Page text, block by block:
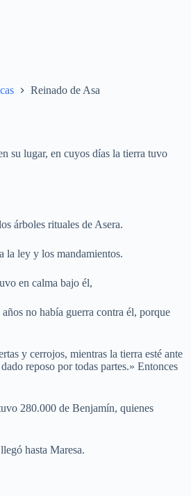
Reinado de Asa
su lugar, en cuyos días la tierra tuvo
árboles rituales de Asera.
la ley y los mandamientos.
en calma bajo él,
no había guerra contra él, porque
y cerrojos, mientras la tierra esté ante
reposo por todas partes.» Entonces
280.000 de Benjamín, quienes
hasta Maresa.